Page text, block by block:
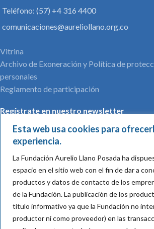
Esta web usa cookies para
experiencia.
La Fundación Aurelio Llano Posada ha
espacio en el sitio web con el fin de dar a
productos y datos de contacto de los
de la Fundación.La publicación de los
título informativo ya que la Fundación no
productor ni como proveedor) en las
Teléfono: (57) +4 316 4400
comunicaciones@aureliollano.org.co
Vitrina
Archivo de Exoneración y Política de
personales
Reglamento de participación
Regístrate en nuestro newsletter
Nombre*:
Mail*: